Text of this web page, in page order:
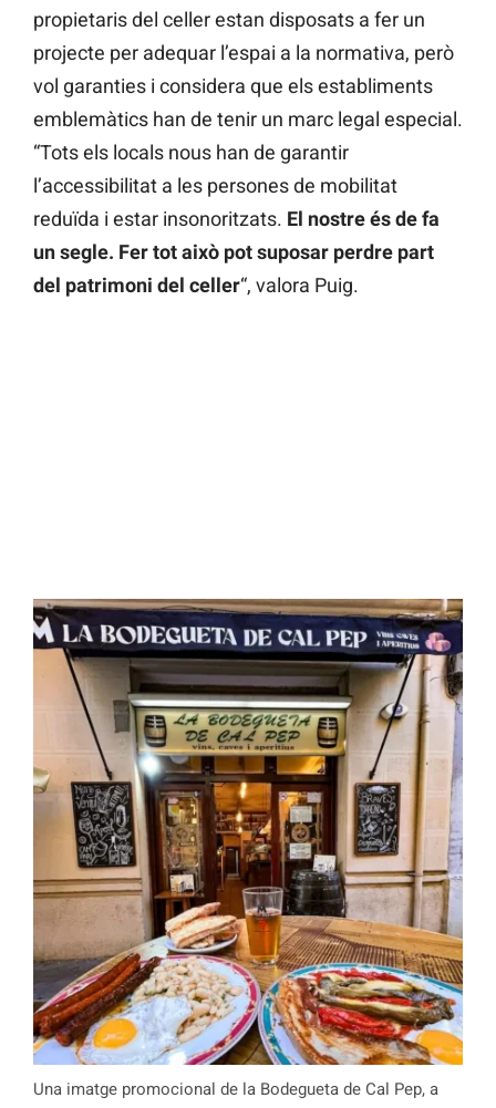
propietaris del celler estan disposats a fer un
projecte per adequar l’espai a la normativa, però
vol garanties i considera que els establiments
emblemàtics han de tenir un marc legal especial.
“Tots els locals nous han de garantir
l’accessibilitat a les persones de mobilitat
reduïda i estar insonoritzats. El nostre és de fa
un segle. Fer tot això pot suposar perdre part
del patrimoni del celler“, valora Puig.
Una imatge promocional de la Bodegueta de Cal Pep, a